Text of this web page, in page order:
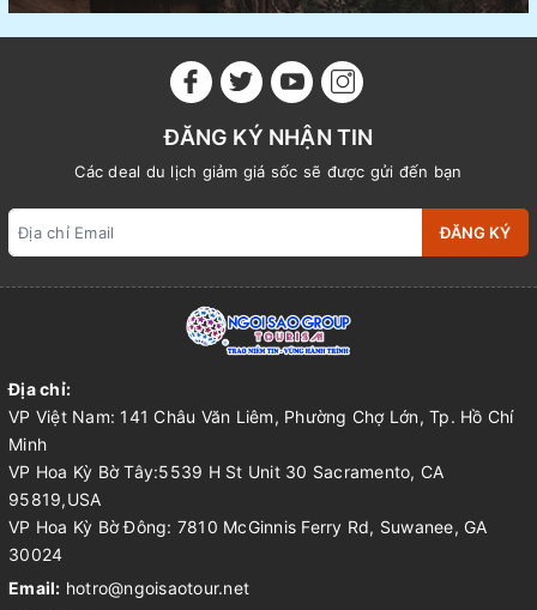
ĐĂNG KÝ NHẬN TIN
Các deal du lịch giảm giá sốc sẽ được gửi đến bạn
ĐĂNG KÝ
Địa chỉ:
VP Việt Nam: 141 Châu Văn Liêm, Phường Chợ Lớn, Tp. Hồ Chí
Minh
VP Hoa Kỳ Bờ Tây:5539 H St Unit 30 Sacramento, CA
95819,USA
VP Hoa Kỳ Bờ Đông: 7810 McGinnis Ferry Rd, Suwanee, GA
30024
Email: hotro@ngoisaotour.net